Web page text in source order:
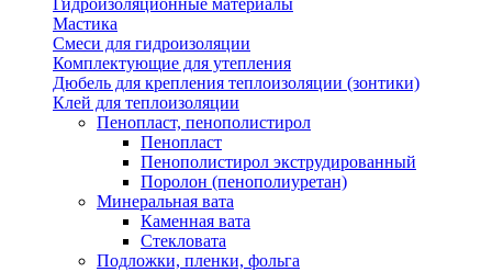
Гидроизоляционные материалы
Мастика
Смеси для гидроизоляции
Комплектующие для утепления
Дюбель для крепления теплоизоляции (зонтики)
Клей для теплоизоляции
Пенопласт, пенополистирол
Пенопласт
Пенополистирол экструдированный
Поролон (пенополиуретан)
Минеральная вата
Каменная вата
Стекловата
Подложки, пленки, фольга